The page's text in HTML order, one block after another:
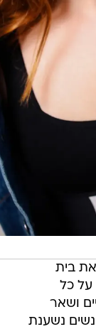
את בית
על כל
ושאר
נשענת